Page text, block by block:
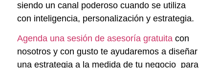
siendo un canal poderoso cuando se utiliza
con inteligencia, personalización y estrategia.
Agenda una sesión de asesoría gratuita con
nosotros y con gusto te ayudaremos a diseñar
una estrategia a la medida de tu negocio para